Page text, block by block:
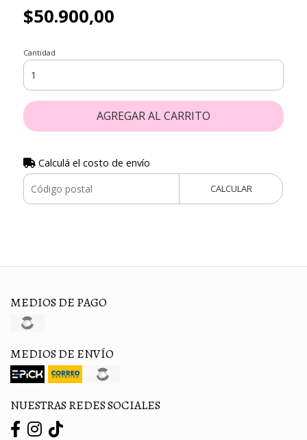
$50.900,00
Cantidad
AGREGAR AL CARRITO
Calculá el costo de envío
CALCULAR
MEDIOS DE PAGO
MEDIOS DE ENVÍO
NUESTRAS REDES SOCIALES